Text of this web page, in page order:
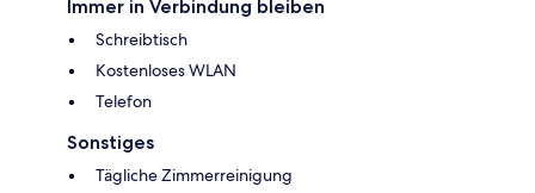
Immer in Verbindung bleiben
Schreibtisch
Kostenloses WLAN
Telefon
Sonstiges
Tägliche Zimmerreinigung